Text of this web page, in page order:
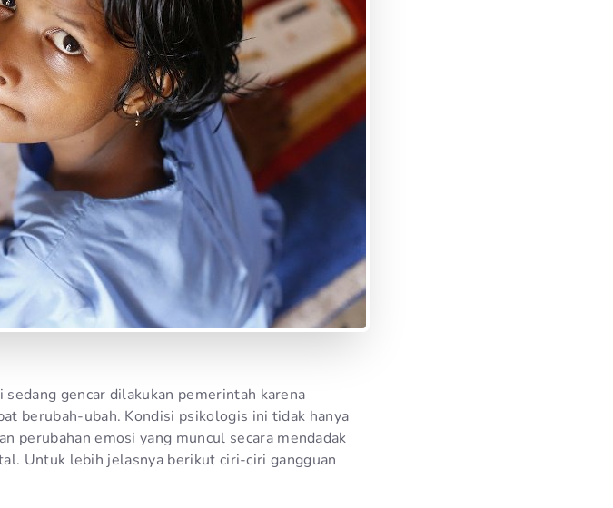
gencar dilakukan pemerintah karena
berubah-ubah. Kondisi psikologis ini tidak hanya
perubahan emosi yang muncul secara mendadak
Untuk lebih jelasnya berikut ciri-ciri gangguan